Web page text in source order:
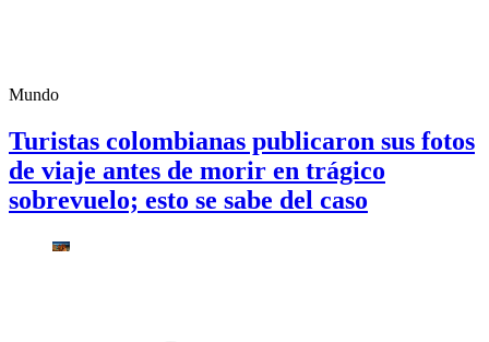
Mundo
Turistas colombianas publicaron sus fotos
de viaje antes de morir en trágico
sobrevuelo; esto se sabe del caso